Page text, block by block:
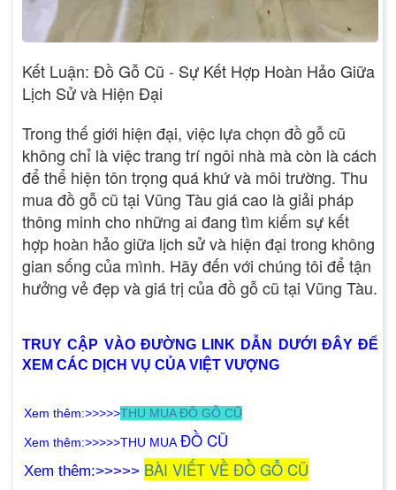
Kết Luận: Đồ Gỗ Cũ - Sự Kết Hợp Hoàn Hảo Giữa
Lịch Sử và Hiện Đại
Trong thế giới hiện đại, việc lựa chọn đồ gỗ cũ
không chỉ là việc trang trí ngôi nhà mà còn là cách
để thể hiện tôn trọng quá khứ và môi trường. Thu
mua đồ gỗ cũ tại Vũng Tàu giá cao là giải pháp
thông minh cho những ai đang tìm kiếm sự kết
hợp hoàn hảo giữa lịch sử và hiện đại trong không
gian sống của mình. Hãy đến với chúng tôi để tận
hưởng vẻ đẹp và giá trị của đồ gỗ cũ tại Vũng Tàu.
TRUY CẬP VÀO ĐƯỜNG LINK DẪN DƯỚI ĐÂY ĐỂ
XEM CÁC DỊCH VỤ CỦA VIỆT VƯỢNG
Xem thêm:>>>>>THU MUA ĐỒ GỖ CŨ
Xem thêm:>>>>>THU MUA ĐỒ CŨ
Xem thêm:>>>>> BÀI VIẾT VỀ ĐỒ GỖ CŨ